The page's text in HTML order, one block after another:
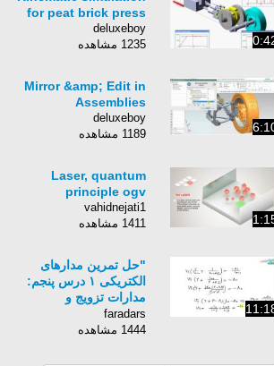
for peat brick press
deluxeboy
1235 مشاهده
Mirror &amp; Edit in
Assemblies
deluxeboy
1189 مشاهده
Laser, quantum
principle ogv
vahidnejati1
1411 مشاهده
"حل تمرین مدارهای
الکتریکی ۱ درس پنجم:
مدارات تزویج و
ترانسفورماتورها (پ)"
faradars
1444 مشاهده